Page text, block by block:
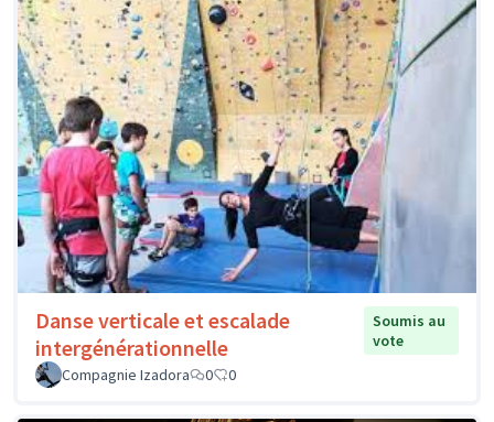
Danse verticale et escalade
intergénérationnelle
Soumis au
vote
Compagnie Izadora
0 0